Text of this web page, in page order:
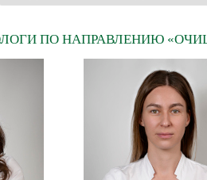
ПО НАПРАВЛЕНИЮ